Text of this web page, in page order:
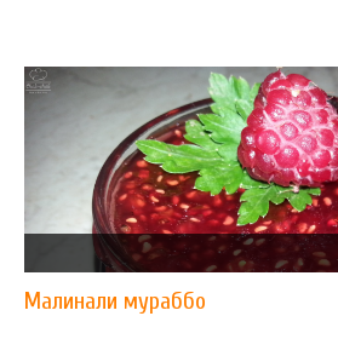
Малинали мураббо